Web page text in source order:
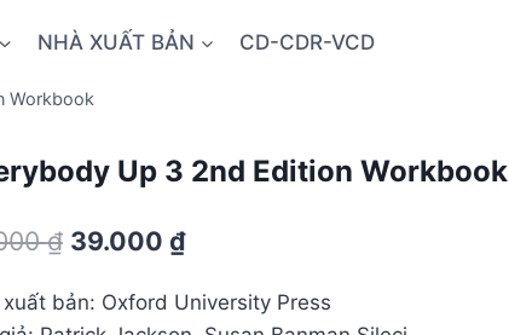
NHÀ XUẤT BẢN CD-CDR-VCD
Workbook
Up 3 2nd Edition Workbook
₫ Giá
là:
39.000 ₫Giá
tại
xuất bản: Oxford University Press